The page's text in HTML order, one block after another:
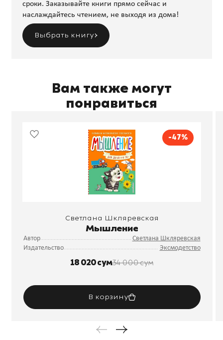
сроки. Заказывайте книги прямо сейчас и
наслаждайтесь чтением, не выходя из дома!
Выбрать книгу
Вам также могут
понравиться
-47%
Светлана Шкляревская
Мышление
Автор
Светлана Шкляревская
Издательство
Эксмодетство
18 020 сум34 000 сум
В корзину